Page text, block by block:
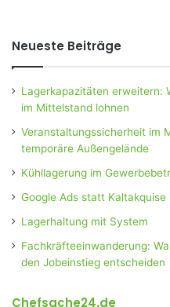
Neueste Beiträge
Lagerkapazitäten erweitern:
im Mittelstand lohnen
Veranstaltungssicherheit im
temporäre Außengelände
Kühllagerung im
Google Ads statt
Lagerhaltung mit System
Fachkräfteeinwanderung:
den Jobeinstieg entscheiden
Chefsache24.de